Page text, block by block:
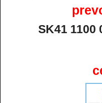
SK41 1100